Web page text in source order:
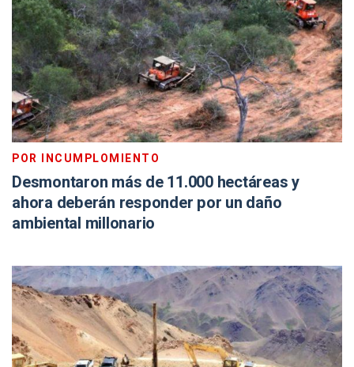
POR INCUMPLOMIENTO
Desmontaron más de 11.000 hectáreas y
ahora deberán responder por un daño
ambiental millonario